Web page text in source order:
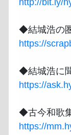
https://
https://
https://